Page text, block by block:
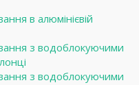
в алюмінієвій
з водоблокуючими
з водоблокуючими